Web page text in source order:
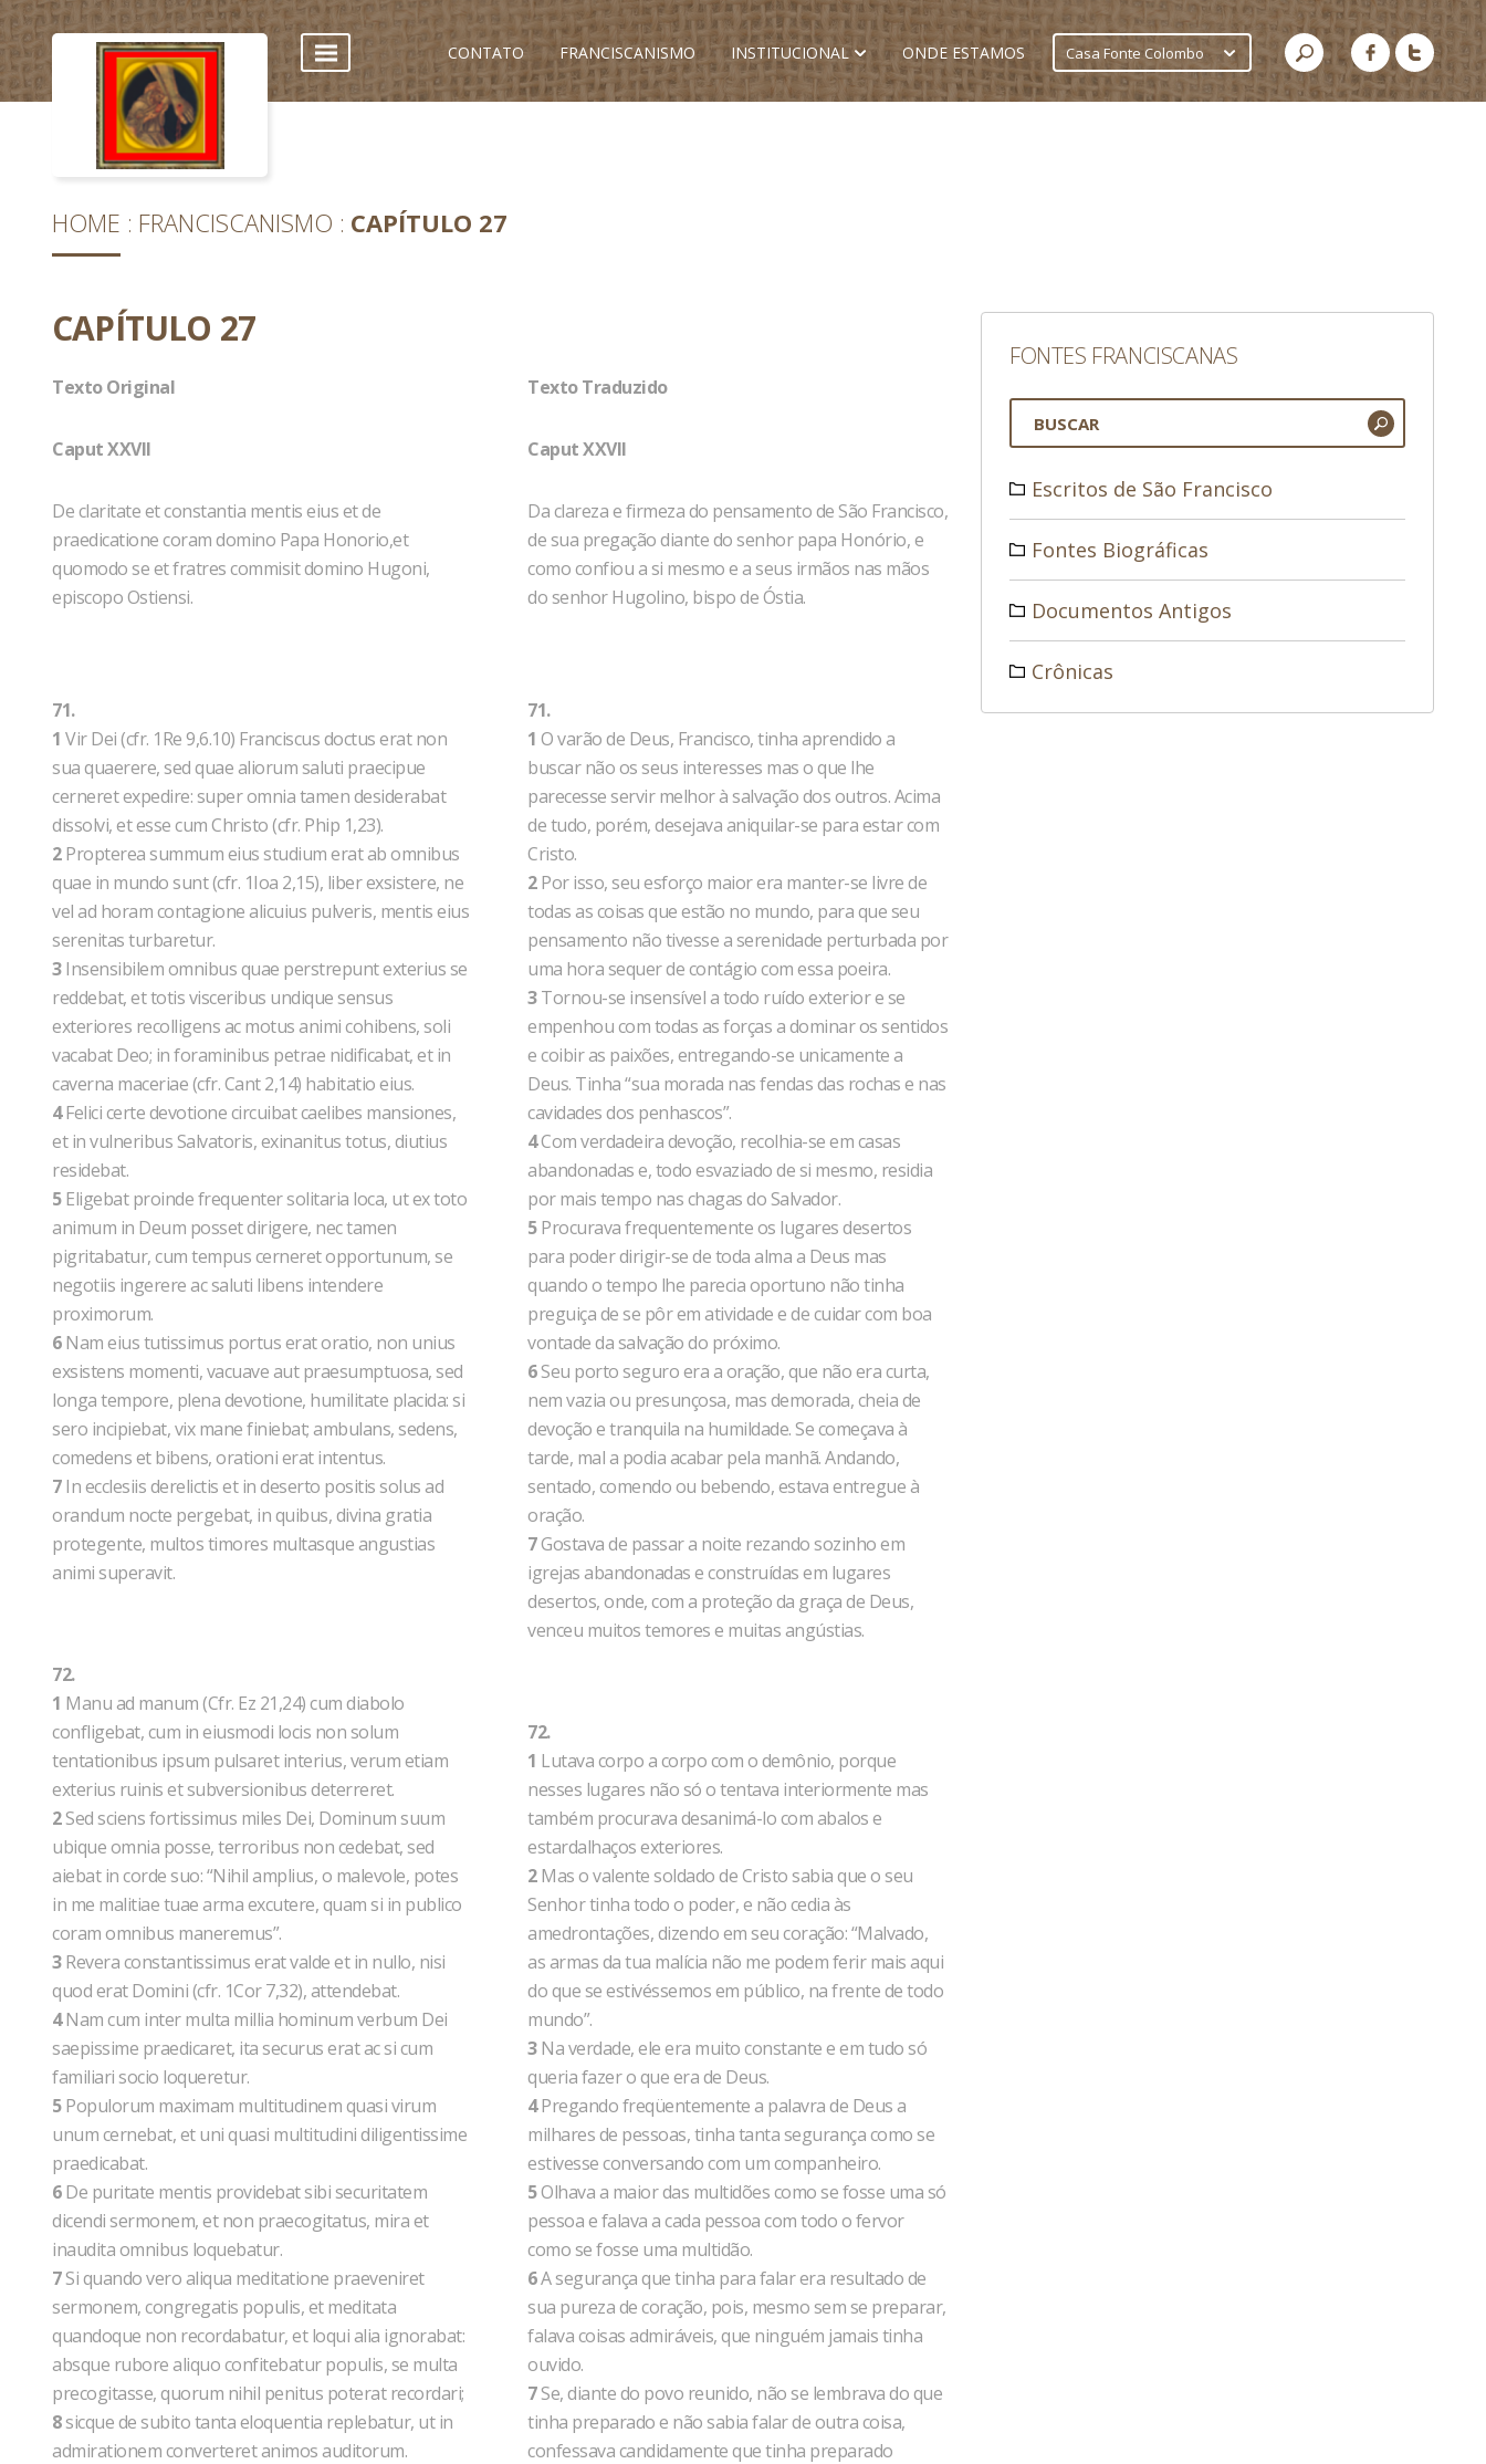
CONTATO FRANCISCANISMO INSTITUCIONAL ONDE ESTAMOS Casa Fonte Colombo
HOME FRANCISCANISMO CAPÍTULO 27
CAPÍTULO 27
Texto Original
Caput XXVII
De claritate et constantia mentis eius et de
praedicatione coram domino Papa Honorio,et
quomodo se et fratres commisit domino Hugoni,
episcopo Ostiensi.
71.
1 Vir Dei (cfr. 1Re 9,6.10) Franciscus doctus erat non
sua quaerere, sed quae aliorum saluti praecipue
cerneret expedire: super omnia tamen desiderabat
dissolvi, et esse cum Christo (cfr. Phip 1,23).
2Propterea summum eius studium erat ab omnibus
quae in mundo sunt (cfr. 1Ioa 2,15), liber exsistere, ne
vel ad horam contagione alicuius pulveris, mentis eius
serenitas turbaretur.
3Insensibilem omnibus quae perstrepunt exterius se
reddebat, et totis visceribus undique sensus
exteriores recolligens ac motus animi cohibens, soli
vacabat Deo; in foraminibus petrae nidificabat, et in
caverna maceriae (cfr. Cant 2,14) habitatio eius.
4Felici certe devotione circuibat caelibes mansiones,
et in vulneribus Salvatoris, exinanitus totus, diutius
residebat.
5Eligebat proinde frequenter solitaria loca, ut ex toto
animum in Deum posset dirigere, nec tamen
pigritabatur, cum tempus cerneret opportunum, se
negotiis ingerere ac saluti libens intendere
proximorum.
6Nam eius tutissimus portus erat oratio, non unius
exsistens momenti, vacuave aut praesumptuosa, sed
longa tempore, plena devotione, humilitate placida: si
sero incipiebat, vix mane finiebat; ambulans, sedens,
comedens et bibens, orationi erat intentus.
7In ecclesiis derelictis et in deserto positis solus ad
orandum nocte pergebat, in quibus, divina gratia
protegente, multos timores multasque angustias
animi superavit.
72.
1 Manu ad manum (Cfr. Ez 21,24) cum diabolo
confligebat, cum in eiusmodi locis non solum
tentationibus ipsum pulsaret interius, verum etiam
exterius ruinis et subversionibus deterreret.
2Sed sciens fortissimus miles Dei, Dominum suum
ubique omnia posse, terroribus non cedebat, sed
aiebat in corde suo: “Nihil amplius, o malevole, potes
in me malitiae tuae arma excutere, quam si in publico
coram omnibus maneremus”.
3Revera constantissimus erat valde et in nullo, nisi
quod erat Domini (cfr. 1Cor 7,32), attendebat.
4Nam cum inter multa millia hominum verbum Dei
saepissime praedicaret, ita securus erat ac si cum
familiari socio loqueretur.
5Populorum maximam multitudinem quasi virum
unum cernebat, et uni quasi multitudini diligentissime
praedicabat.
6De puritate mentis providebat sibi securitatem
dicendi sermonem, et non praecogitatus, mira et
inaudita omnibus loquebatur.
7Si quando vero aliqua meditatione praeveniret
sermonem, congregatis populis, et meditata
quandoque non recordabatur, et loqui alia ignorabat:
absque rubore aliquo confitebatur populis, se multa
precogitasse, quorum nihil penitus poterat recordari;
8sicque de subito tanta eloquentia replebatur, ut in
admirationem converteret animos auditorum.
Texto Traduzido
Caput XXVII
Da clareza e firmeza do pensamento de São Francisco,
de sua pregação diante do senhor papa Honório, e
como confiou a si mesmo e a seus irmãos nas mãos
do senhor Hugolino, bispo de Óstia.
71.
1 O varão de Deus, Francisco, tinha aprendido a
buscar não os seus interesses mas o que lhe
parecesse servir melhor à salvação dos outros. Acima
de tudo, porém, desejava aniquilar-se para estar com
Cristo.
2Por isso, seu esforço maior era manter-se livre de
todas as coisas que estão no mundo, para que seu
pensamento não tivesse a serenidade perturbada por
uma hora sequer de contágio com essa poeira.
3Tornou-se insensível a todo ruído exterior e se
empenhou com todas as forças a dominar os sentidos
e coibir as paixões, entregando-se unicamente a
Deus. Tinha “sua morada nas fendas das rochas e nas
cavidades dos penhascos”.
4Com verdadeira devoção, recolhia-se em casas
abandonadas e, todo esvaziado de si mesmo, residia
por mais tempo nas chagas do Salvador.
5Procurava frequentemente os lugares desertos
para poder dirigir-se de toda alma a Deus mas
quando o tempo lhe parecia oportuno não tinha
preguiça de se pôr em atividade e de cuidar com boa
vontade da salvação do próximo.
6Seu porto seguro era a oração, que não era curta,
nem vazia ou presunçosa, mas demorada, cheia de
devoção e tranquila na humildade. Se começava à
tarde, mal a podia acabar pela manhã. Andando,
sentado, comendo ou bebendo, estava entregue à
oração.
7Gostava de passar a noite rezando sozinho em
igrejas abandonadas e construídas em lugares
desertos, onde, com a proteção da graça de Deus,
venceu muitos temores e muitas angústias.
72.
1 Lutava corpo a corpo com o demônio, porque
nesses lugares não só o tentava interiormente mas
também procurava desanimá-lo com abalos e
estardalhaços exteriores.
2Mas o valente soldado de Cristo sabia que o seu
Senhor tinha todo o poder, e não cedia às
amedrontações, dizendo em seu coração: “Malvado,
as armas da tua malícia não me podem ferir mais aqui
do que se estivéssemos em público, na frente de todo
mundo”.
3Na verdade, ele era muito constante e em tudo só
queria fazer o que era de Deus.
4Pregando freqüentemente a palavra de Deus a
milhares de pessoas, tinha tanta segurança como se
estivesse conversando com um companheiro.
5Olhava a maior das multidões como se fosse uma só
pessoa e falava a cada pessoa com todo o fervor
como se fosse uma multidão.
6A segurança que tinha para falar era resultado de
sua pureza de coração, pois, mesmo sem se preparar,
falava coisas admiráveis, que ninguém jamais tinha
ouvido.
7Se, diante do povo reunido, não se lembrava do que
tinha preparado e não sabia falar de outra coisa,
confessava candidamente que tinha preparado
FONTES FRANCISCANAS
Escritos de São Francisco
Fontes Biográficas
Documentos Antigos
Crônicas